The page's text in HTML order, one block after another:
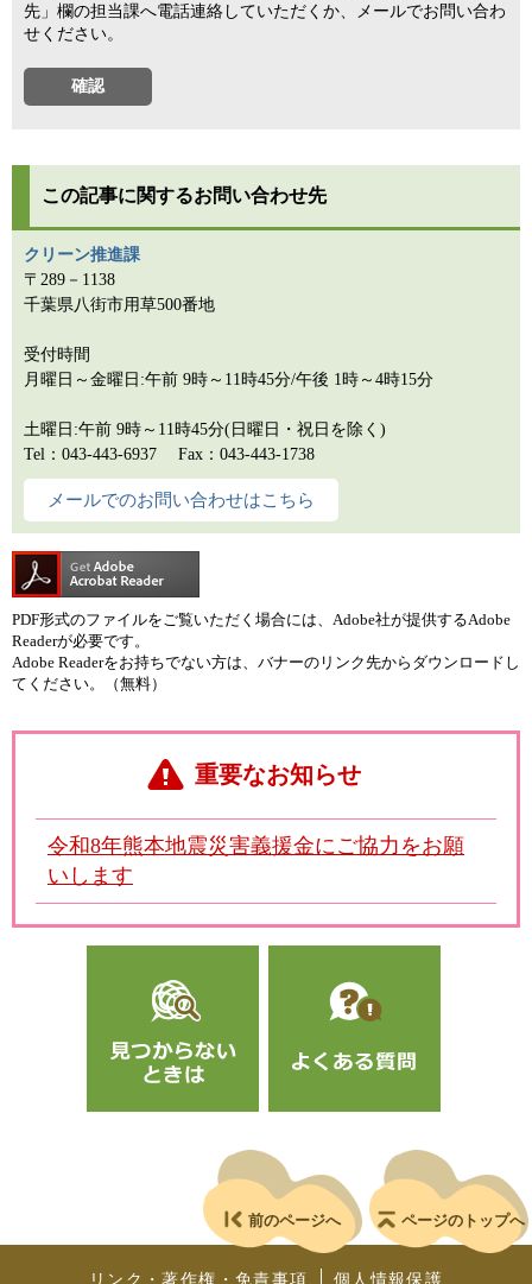
先」欄の担当課へ電話連絡していただくか、メールでお問い合わ
せください。
この記事に関するお問い合わせ先
クリーン推進課
〒289－1138
千葉県八街市用草500番地
受付時間
月曜日～金曜日:午前 9時～11時45分/午後 1時～4時15分
土曜日:午前 9時～11時45分(日曜日・祝日を除く)
Tel：043-443-6937
Fax：043-443-1738
メールでのお問い合わせはこちら
PDF形式のファイルをご覧いただく場合には、Adobe社が提供するAdobe
Readerが必要です。
Adobe Readerをお持ちでない方は、バナーのリンク先からダウンロードし
てください。（無料）
重要なお知らせ
令和8年熊本地震災害義援金にご協力をお願
いします
前のページへ ページのトップへ
リンク・著作権・免責事項 個人情報保護